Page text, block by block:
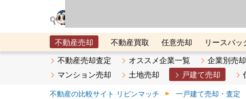
不動産売却 不動産買取 任意売却 リースバッ
メタ住宅展示場
ベスト不動産カンパニー オンライ
不動産売却査定 オススメ企業一覧 企業別売
マンション売却
土地売却 戸建て売却
不動産の比較サイト リビンマッチ 一戸建て売却・査定